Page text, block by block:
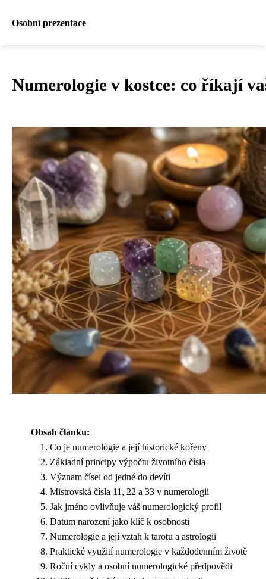
Osobní prezentace
Numerologie v kostce: co říkají
Obsah článku:
Co je numerologie a její historické kořeny
Základní principy výpočtu životního čísla
Význam čísel od jedné do devíti
Mistrovská čísla 11, 22 a 33 v numerologii
Jak jméno ovlivňuje váš numerologický profil
Datum narození jako klíč k osobnosti
Numerologie a její vztah k tarotu a astrologii
Praktické využití numerologie v každodenním životě
Roční cykly a osobní numerologické předpovědi